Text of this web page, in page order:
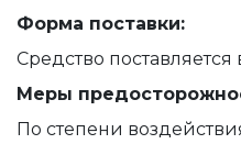
Форма поставки:
Средство поставляется
Меры
По степени